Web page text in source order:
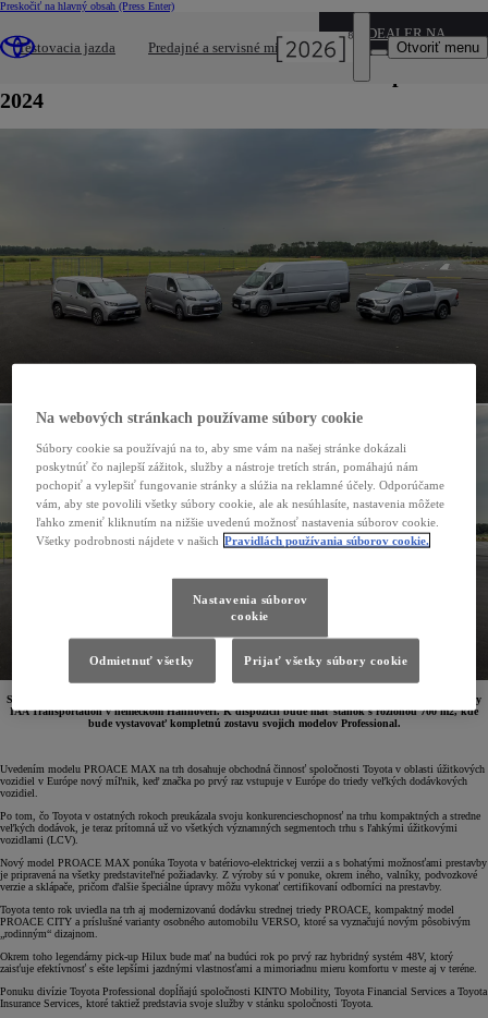
Preskočiť na hlavný obsah (Press Enter)
Testovacia jazda Predajné a servisné miesta
DEALER NAME
Otvoriť menu
Toyota predstaví kompletnú zostavu modelov
divízie Professional na veľtrhu IAA Transportation
2024
Spoločnosť Toyota sa tento rok po prvý raz zúčastní na medzinárodnom veľtrhu dopravy a logistiky
IAA Transportation v nemeckom Hannoveri. K dispozícii bude mať stánok s rozlohou 700 m2, kde
bude vystavovať kompletnú zostavu svojich modelov Professional.
Uvedením modelu PROACE MAX na trh dosahuje obchodná činnosť spoločnosti Toyota v oblasti úžitkových
vozidiel v Európe nový míľnik, keď značka po prvý raz vstupuje v Európe do triedy veľkých dodávkových
vozidiel.
Po tom, čo Toyota v ostatných rokoch preukázala svoju konkurencieschopnosť na trhu kompaktných a stredne
veľkých dodávok, je teraz prítomná už vo všetkých významných segmentoch trhu s ľahkými úžitkovými
vozidlami (LCV).
Nový model PROACE MAX ponúka Toyota v batériovo-elektrickej verzii a s bohatými možnosťami prestavby
je pripravená na všetky predstaviteľné požiadavky. Z výroby sú v ponuke, okrem iného, valníky, podvozkové
verzie a sklápače, pričom ďalšie špeciálne úpravy môžu vykonať certifikovaní odborníci na prestavby.
Toyota tento rok uviedla na trh aj modernizovanú dodávku strednej triedy PROACE, kompaktný model
PROACE CITY a príslušné varianty osobného automobilu VERSO, ktoré sa vyznačujú novým pôsobivým
„rodinným“ dizajnom.
Okrem toho legendárny pick-up Hilux bude mať na budúci rok po prvý raz hybridný systém 48V, ktorý
zaisťuje efektívnosť s ešte lepšími jazdnými vlastnosťami a mimoriadnu mieru komfortu v meste aj v teréne.
Ponuku divízie Toyota Professional dopĺňajú spoločnosti KINTO Mobility, Toyota Financial Services a Toyota
Insurance Services, ktoré taktiež predstavia svoje služby v stánku spoločnosti Toyota.
Na webových stránkach používame súbory cookie
Súbory cookie sa používajú na to, aby sme vám na našej stránke dokázali
poskytnúť čo najlepší zážitok, služby a nástroje tretích strán, pomáhajú nám
pochopiť a vylepšiť fungovanie stránky a slúžia na reklamné účely. Odporúčame
vám, aby ste povolili všetky súbory cookie, ale ak nesúhlasíte, nastavenia môžete
ľahko zmeniť kliknutím na nižšie uvedenú možnosť nastavenia súborov cookie.
Všetky podrobnosti nájdete v našich Pravidlách používania súborov cookie.
Nastavenia súborov
cookie
Odmietnuť všetky Prijať všetky súbory cookie